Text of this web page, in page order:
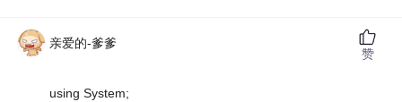
亲爱的-爹爹
using System;
赞